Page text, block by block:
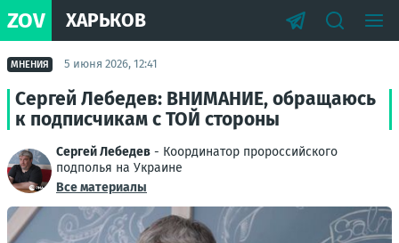
ZOV ХАРЬКОВ
МНЕНИЯ 5 июня 2026, 12:41
Сергей Лебедев: ВНИМАНИЕ, обращаюсь
к подписчикам с ТОЙ стороны
Сергей Лебедев - Координатор пророссийского
подполья на Украине
Все материалы